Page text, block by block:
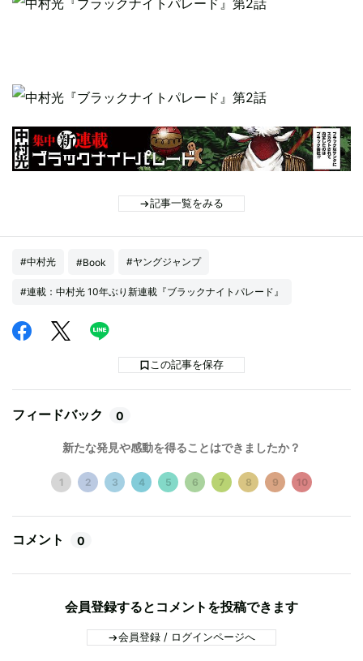
記事一覧をみる
#中村光 #Book #ヤングジャンプ
#連載：中村光 10年ぶり新連載『ブラックナイトパレード』
この記事を保存
フィードバック 0
新たな発見や感動を得ることはできましたか？
1 2 3 4 5 6 7 8 9 10
コメント 0
会員登録するとコメントを投稿できます
会員登録 / ログインページへ